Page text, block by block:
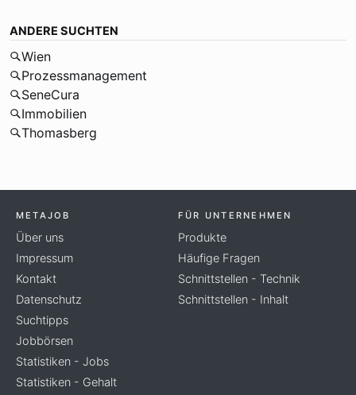
ANDERE SUCHTEN
Wien
Prozessmanagement
SeneCura
Immobilien
Thomasberg
METAJOB
Über uns
Impressum
Kontakt
Datenschutz
Suchtipps
Jobbörsen
Statistiken - Jobs
Statistiken - Gehalt
FÜR UNTERNEHMEN
Produkte
Häufige Fragen
Schnittstellen - Technik
Schnittstellen - Inhalt